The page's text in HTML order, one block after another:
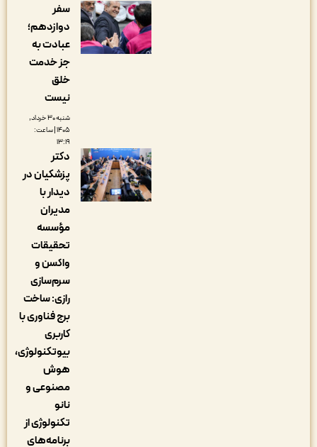
سفر
دوازدهم؛
عبادت به
جز خدمت
شنبه ۳۰ خرداد,
۱۴۰۵ | ساعت:
دکتر
پزشکیان در
دیدار با
مؤسسه
تحقیقات
واکسن و
سرم‌سازی
رازی: ساخت
برج فناوری با
بیوتکنولوژی،
مصنوعی و
تکنولوژی از
برنامه‌های